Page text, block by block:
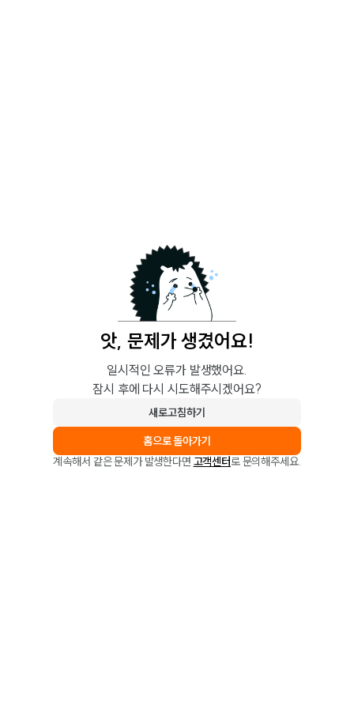
앗, 문제가 생겼어요!
일시적인 오류가 발생했어요.
잠시 후에 다시 시도해주시겠어요?
새로고침하기
홈으로 돌아가기
계속해서 같은 문제가 발생한다면 고객센터로 문의해주세요.